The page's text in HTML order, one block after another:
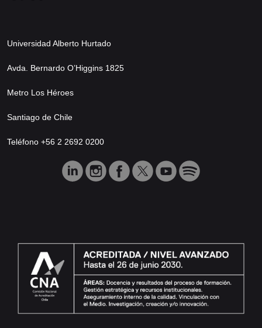
Universidad Alberto Hurtado
Avda. Bernardo O’Higgins 1825
Metro Los Héroes
Santiago de Chile
Teléfono +56 2 2692 0200